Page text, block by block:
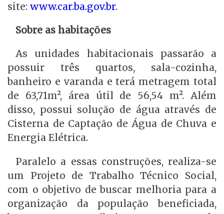
site: www.car.ba.gov.br.
Sobre as habitações
As unidades habitacionais passarão a
possuir três quartos, sala-cozinha,
banheiro e varanda e terá metragem total
de 63,71m², área útil de 56,54 m². Além
disso, possui solução de água através de
Cisterna de Captação de Água de Chuva e
Energia Elétrica.
Paralelo a essas construções, realiza-se
um Projeto de Trabalho Técnico Social,
com o objetivo de buscar melhoria para a
organização da população beneficiada,